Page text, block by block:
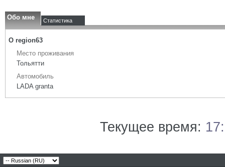
Обо мне Статистика
О region63
Место проживания
Тольятти
Автомобиль
LADA granta
Текущее время: